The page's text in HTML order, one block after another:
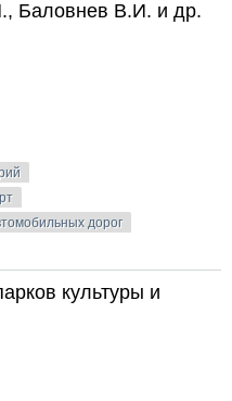
Баловнев В.И. и др.
дорог
культуры и